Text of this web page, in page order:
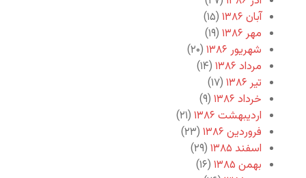
آبان ۱۳۸۶
(۱۵)
مهر ۱۳۸۶
(۱۹)
شهریور ۱۳۸۶
(۲۰)
مرداد ۱۳۸۶
(۱۴)
تیر ۱۳۸۶
(۱۷)
خرداد ۱۳۸۶
(۹)
اردیبهشت ۱۳۸۶
(۲۱)
فروردین ۱۳۸۶
(۲۳)
اسفند ۱۳۸۵
(۲۹)
بهمن ۱۳۸۵
(۱۶)